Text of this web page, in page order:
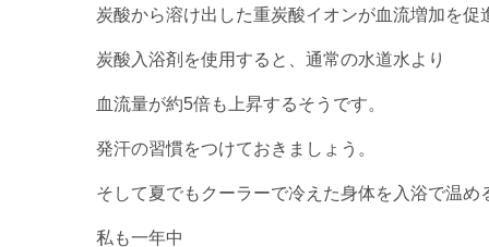
炭酸から溶け出した重炭酸イオンが血流増加を促
炭酸入浴剤を使用すると、通常の水道水より
血流量が約5倍も上昇するそうです。
発汗の習慣をつけておきましょう。
そして夏でもクーラーで冷えた身体を入浴で温め
私も一年中